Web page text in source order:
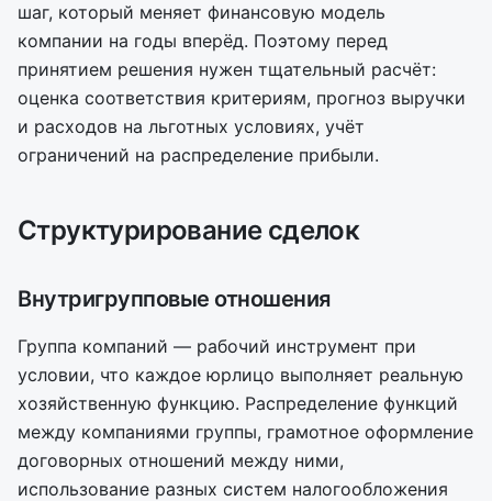
шаг, который меняет финансовую модель
компании на годы вперёд. Поэтому перед
принятием решения нужен тщательный расчёт:
оценка соответствия критериям, прогноз выручки
и расходов на льготных условиях, учёт
ограничений на распределение прибыли.
Структурирование сделок
Внутригрупповые отношения
Группа компаний — рабочий инструмент при
условии, что каждое юрлицо выполняет реальную
хозяйственную функцию. Распределение функций
между компаниями группы, грамотное оформление
договорных отношений между ними,
использование разных систем налогообложения